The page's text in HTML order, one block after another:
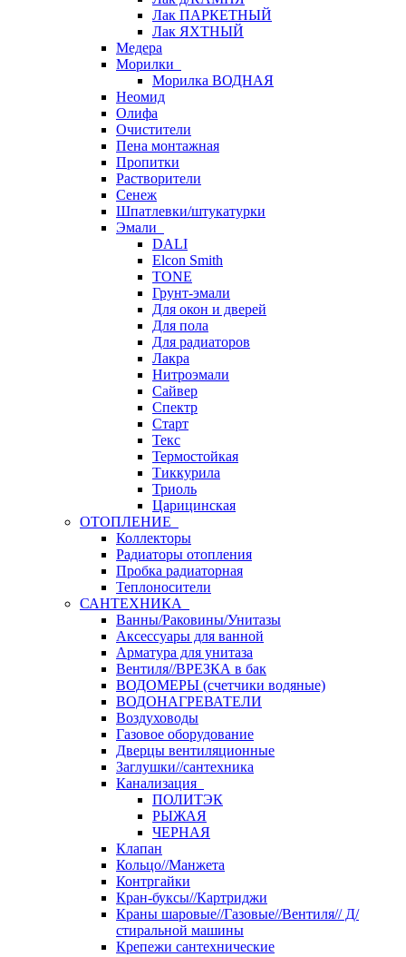
Лак ПАРКЕТНЫЙ
Лак ЯХТНЫЙ
Медера
Морилки
Морилка ВОДНАЯ
Неомид
Олифа
Очистители
Пена монтажная
Пропитки
Растворители
Сенеж
Шпатлевки/штукатурки
Эмали
DALI
Elcon Smith
TONE
Грунт-эмали
Для окон и дверей
Для пола
Для радиаторов
Лакра
Нитроэмали
Сайвер
Спектр
Старт
Текс
Термостойкая
Тиккурила
Триоль
Царицинская
ОТОПЛЕНИЕ
Коллекторы
Радиаторы отопления
Пробка радиаторная
Теплоносители
САНТЕХНИКА
Ванны/Раковины/Унитазы
Аксессуары для ванной
Арматура для унитаза
Вентиля//ВРЕЗКА в бак
ВОДОМЕРЫ (счетчики водяные)
ВОДОНАГРЕВАТЕЛИ
Воздуховоды
Газовое оборудование
Дверцы вентиляционные
Заглушки//сантехника
Канализация
ПОЛИТЭК
РЫЖАЯ
ЧЕРНАЯ
Клапан
Кольцо//Манжета
Контргайки
Кран-буксы//Картриджи
Краны шаровые//Газовые//Вентиля// Д/
стиральной машины
Крепежи сантехнические